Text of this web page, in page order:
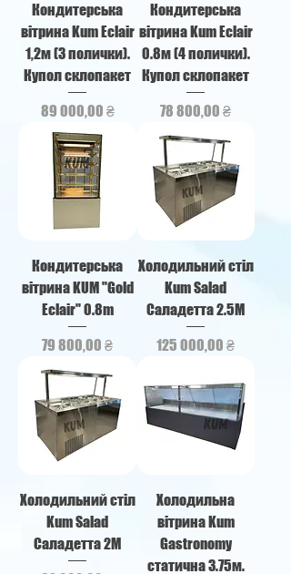
Кондитерська
вітрина Kum Eclair
1,2м (3 полички).
Купол склопакет
Ціна
89 000,00 ₴
Кондитерська
вітрина Kum Eclair
0.8м (4 полички).
Купол склопакет
Ціна
78 800,00 ₴
Кондитерська
вітрина KUM "Gold
Eclair" 0.8m
Ціна
79 800,00 ₴
Холодильний стіл
Kum Salad
Саладетта 2.5М
Ціна
125 000,00 ₴
Холодильний стіл
Kum Salad
Саладетта 2М
Холодильна
вітрина Kum
Gastronomy
статична 3.75м.